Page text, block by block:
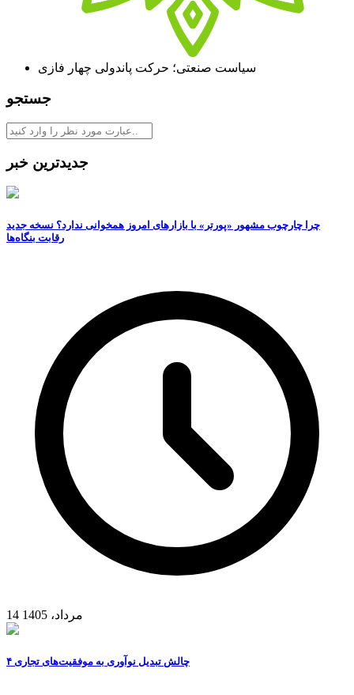
سیاست صنعتی؛ حرکت پاندولی چهار فازی
جستجو
جدیدترین خبر
چرا چارچوب مشهور «پورتر» با بازارهای امروز همخوانی ندارد؟ نسخه جدید
رقابت‌ بنگاه‌ها
14 مرداد، 1405
۴ چالش تبدیل نوآوری به موفقیت‌های تجاری